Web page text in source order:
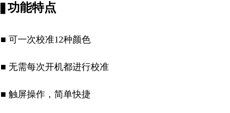
功能特点
■ 可一次校准12种颜色
■ 无需每次开机都进行校准
■ 触屏操作，简单快捷